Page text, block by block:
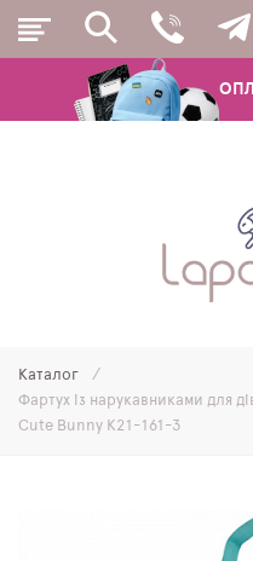
ШКІЛЬНІ РЮКЗАКИ ТА
МОЛОДІЖНІ РЮКЗАКИ
Каталог
Фартух із нарукавниками для
Cute Bunny K21-161-3